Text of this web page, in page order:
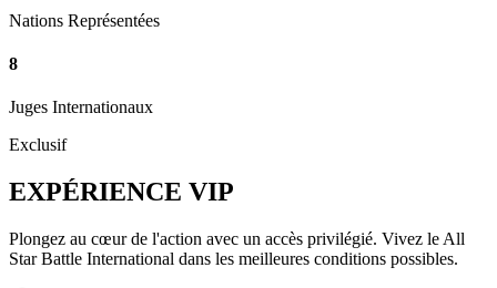
Nations Représentées
8
Juges Internationaux
Exclusif
EXPÉRIENCE VIP
Plongez au cœur de l'action avec un accès privilégié. Vivez le All
Star Battle International dans les meilleures conditions possibles.